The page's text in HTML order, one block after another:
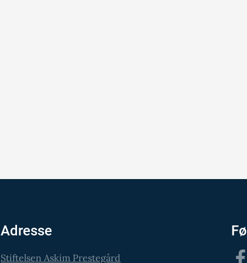
Adresse
Stiftelsen Askim Prestegård